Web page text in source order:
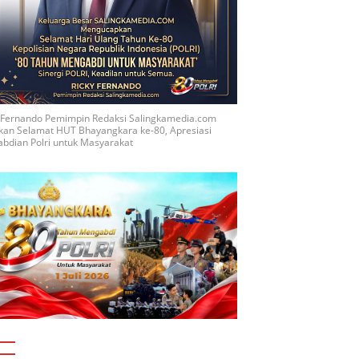
Pemimpin Redaksi Salingkamedia.com
Selamat HUT Bhayangkara ke-80, Apresiasi
Polri untuk Masyarakat